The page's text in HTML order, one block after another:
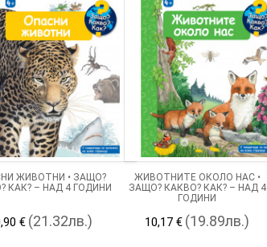
ЖИВОТНИ • ЗАЩО?
КАК? – НАД 4 ГОДИНИ
€ (21.32лв.)
ЖИВОТНИТЕ ОКОЛО НАС •
ЗАЩО? КАКВО? КАК? – НАД 4
ГОДИНИ
10,17 € (19.89лв.)